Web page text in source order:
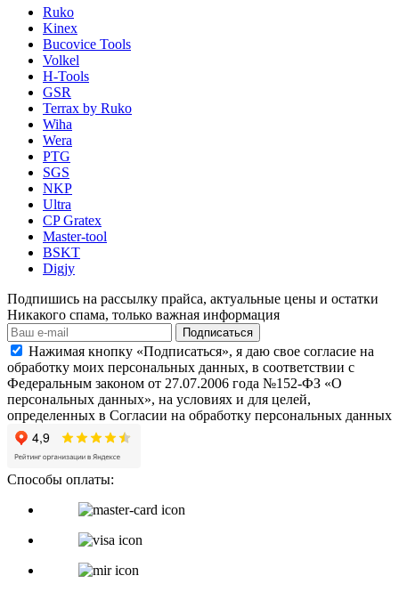
Ruko
Kinex
Bucovice Tools
Volkel
H-Tools
GSR
Terrax by Ruko
Wiha
Wera
PTG
SGS
NKP
Ultra
CP Gratex
Master-tool
BSKT
Digjy
Подпишись на рассылку прайса, актуальные цены и остатки
Никакого спама, только важная информация
Подписаться
Нажимая кнопку «Подписаться», я даю свое согласие на
обработку моих персональных данных, в соответствии с
Федеральным законом от 27.07.2006 года №152-ФЗ «О
персональных данных», на условиях и для целей,
определенных в Согласии на обработку персональных данных
Способы оплаты: